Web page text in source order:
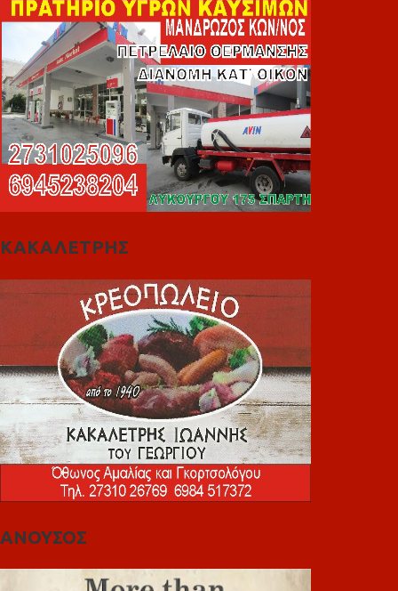
ΚΑΚΑΛΕΤΡΗΣ
ΑΝΟΥΣΟΣ